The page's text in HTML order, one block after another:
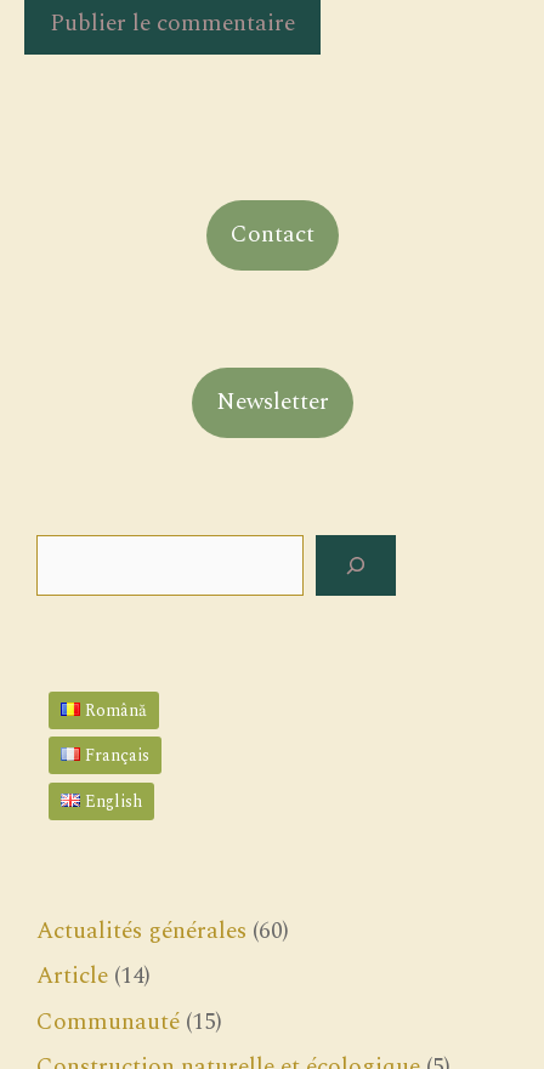
Contact
Newsletter
Română
Français
English
Actualités générales (60)
Article (14)
Communauté (15)